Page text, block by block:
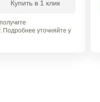
Купить в 1 клик
Подробнее уточняйте у